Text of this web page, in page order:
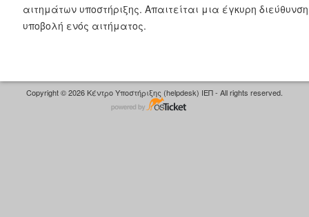
αιτημάτων υποστήριξης. Απαιτείται μια έγκυρη
υποβολή ενός αιτήματος.
Copyright © 2026 Κέντρο Υποστήριξης (helpdesk) ΙΕΠ - All rights reserved.